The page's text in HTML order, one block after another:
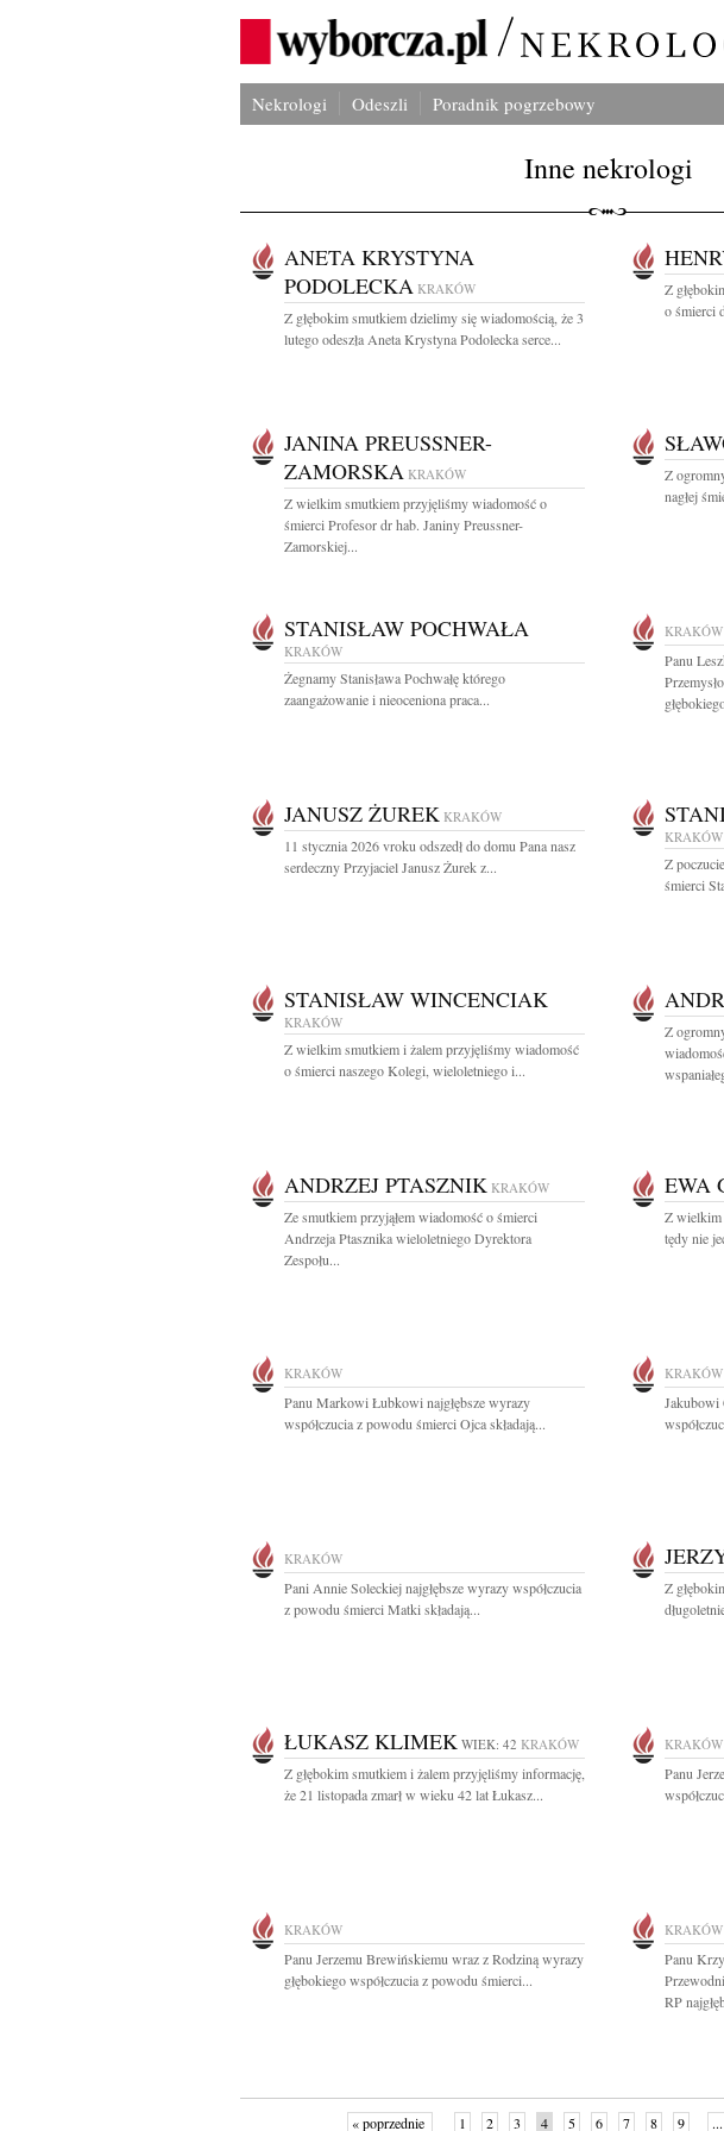
Nekrologi Odeszli Poradnik pogrzebowy
Inne nekrologi
ANETA KRYSTYNA
PODOLECKA KRAKÓW
Z głębokim smutkiem dzielimy się wiadomością, że 3
lutego odeszła Aneta Krystyna Podolecka serce...
Z
o śmierci
JANINA PREUSSNER-
ZAMORSKA KRAKÓW
Z wielkim smutkiem przyjęliśmy wiadomość o
śmierci Profesor dr hab. Janiny Preussner-
Zamorskiej...
Z
nagłej
STANISŁAW POCHWAŁA
KRAKÓW
Żegnamy Stanisława Pochwałę którego
zaangażowanie i nieoceniona praca...
KRAKÓW
Panu
JANUSZ ŻUREK KRAKÓW
11 stycznia 2026 vroku odszedł do domu Pana nasz
serdeczny Przyjaciel Janusz Żurek z...
KRAKÓW
Z
śmierci
STANISŁAW WINCENCIAK
KRAKÓW
Z wielkim smutkiem i żalem przyjęliśmy wiadomość
o śmierci naszego Kolegi, wieloletniego i...
Z
ANDRZEJ PTASZNIK KRAKÓW
Ze smutkiem przyjąłem wiadomość o śmierci
Andrzeja Ptasznika wieloletniego Dyrektora
Zespołu...
EWA
Z wielkim
tędy nie
KRAKÓW
Panu Markowi Łubkowi najgłębsze wyrazy
współczucia z powodu śmierci Ojca składają...
KRAKÓW
Jakubowi
KRAKÓW
Pani Annie Soleckiej najgłębsze wyrazy współczucia
z powodu śmierci Matki składają...
Z
ŁUKASZ KLIMEK WIEK: 42 KRAKÓW
Z głębokim smutkiem i żalem przyjęliśmy informację,
że 21 listopada zmarł w wieku 42 lat Łukasz...
KRAKÓW
Panu
KRAKÓW
Panu Jerzemu Brewińskiemu wraz z Rodziną wyrazy
głębokiego współczucia z powodu śmierci...
KRAKÓW
Panu
RP
« poprzednie 1 2 3 4 5 6 7 8 9 ...